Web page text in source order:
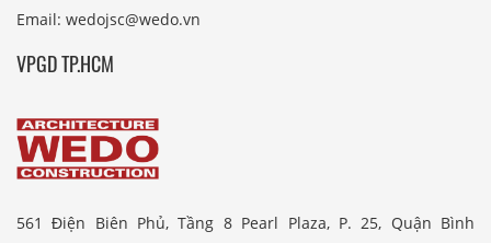
Email: wedojsc@wedo.vn
VPGD TP.HCM
561 Điện Biên Phủ, Tầng 8 Pearl Plaza, P. 25, Quận Bình